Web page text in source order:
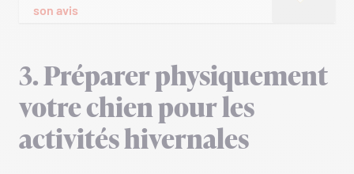
son avis
3. Préparer physiquement
votre chien pour les
activités hivernales